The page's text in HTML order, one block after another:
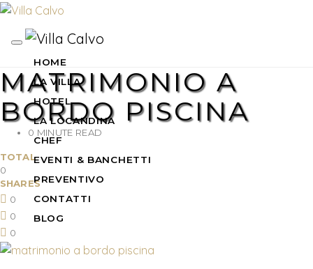
HOME
LA VILLA
HOTEL
LA LOCANDINA
CHEF
EVENTI & BANCHETTI
PREVENTIVO
CONTATTI
BLOG
MATRIMONIO A
BORDO PISCINA
0 MINUTE READ
TOTAL
0
SHARES
0
0
0